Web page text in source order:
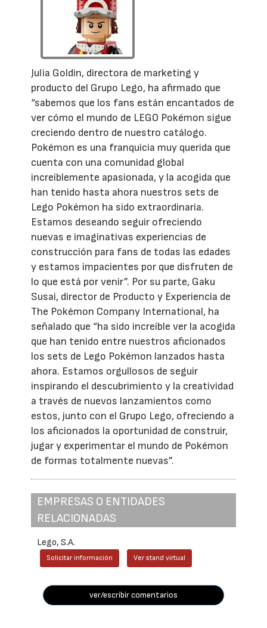
Julia Goldin, directora de marketing y
producto del Grupo Lego, ha afirmado que
“sabemos que los fans están encantados de
ver cómo el mundo de LEGO Pokémon sigue
creciendo dentro de nuestro catálogo.
Pokémon es una franquicia muy querida que
cuenta con una comunidad global
increíblemente apasionada, y la acogida que
han tenido hasta ahora nuestros sets de
Lego Pokémon ha sido extraordinaria.
Estamos deseando seguir ofreciendo
nuevas e imaginativas experiencias de
construcción para fans de todas las edades
y estamos impacientes por que disfruten de
lo que está por venir”. Por su parte, Gaku
Susai, director de Producto y Experiencia de
The Pokémon Company International, ha
señalado que “ha sido increíble ver la acogida
que han tenido entre nuestros aficionados
los sets de Lego Pokémon lanzados hasta
ahora. Estamos orgullosos de seguir
inspirando el descubrimiento y la creatividad
a través de nuevos lanzamientos como
estos, junto con el Grupo Lego, ofreciendo a
los aficionados la oportunidad de construir,
jugar y experimentar el mundo de Pokémon
de formas totalmente nuevas”.
EMPRESAS O ENTIDADES
RELACIONADAS
Lego, S.A.
Solicitar información Ver stand virtual
ver/escribir comentarios